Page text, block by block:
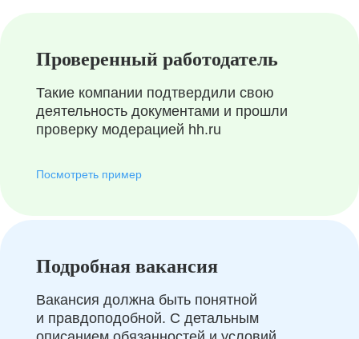
Проверенный работодатель
Такие компании подтвердили свою
деятельность документами и прошли
проверку модерацией hh.ru
Посмотреть пример
Подробная вакансия
Вакансия должна быть понятной
и правдоподобной. С детальным